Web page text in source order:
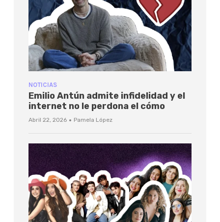
NOTICIAS
Emilio Antún admite infidelidad y el
internet no le perdona el cómo
Abril 22, 2026 · Pamela López